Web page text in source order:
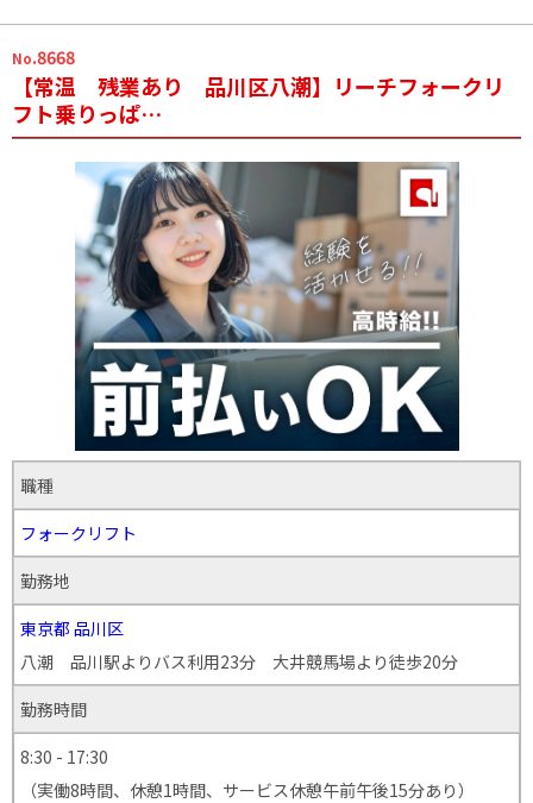
No.8668
【常温 残業あり 品川区八潮】リーチフォークリ
フト乗りっぱ…
職種
フォークリフト
勤務地
東京都 品川区
八潮 品川駅よりバス利用23分 大井競馬場より徒歩20分
勤務時間
8:30 - 17:30
（実働8時間、休憩1時間、サービス休憩午前午後15分あり）